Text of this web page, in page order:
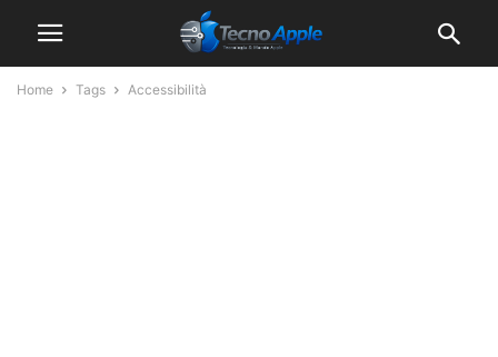
Home Tags Accessibilità